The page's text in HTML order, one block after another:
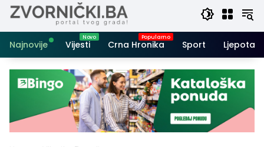
Najnovije Vijesti Crna Hronika Sport Ljepota i